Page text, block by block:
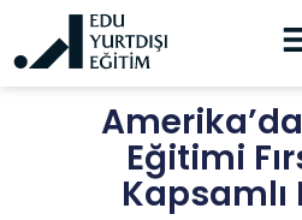
Eğitimi
Kapsamlı